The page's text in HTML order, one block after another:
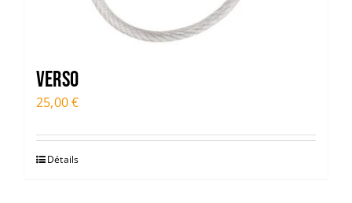
Verso
25,00€
Détails